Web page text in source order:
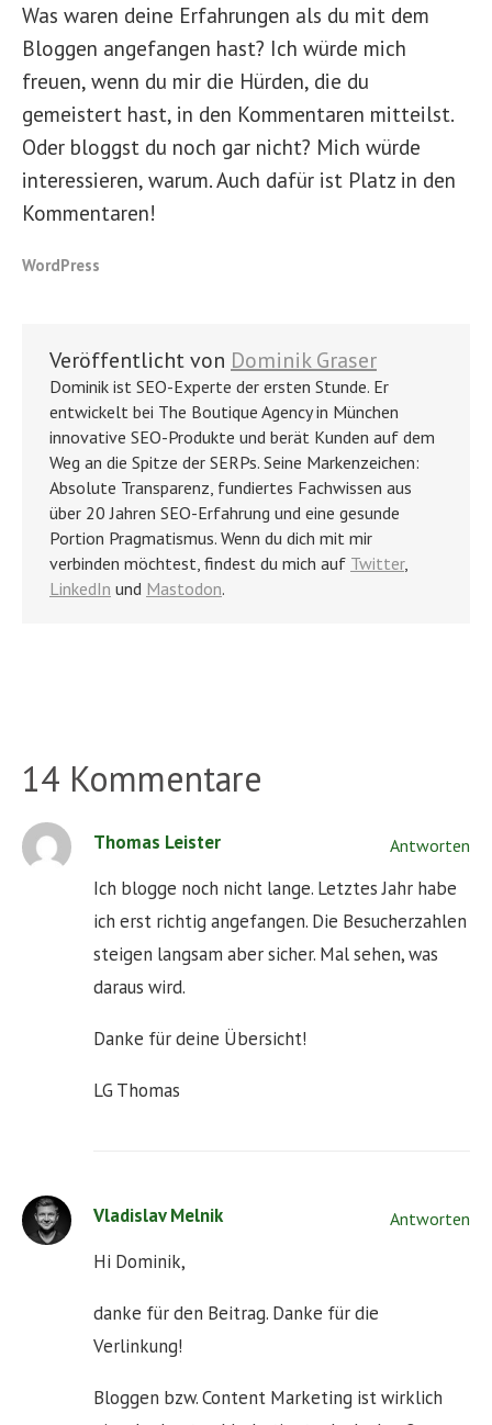
Was waren deine Erfahrungen als du mit dem
Bloggen angefangen hast? Ich würde mich
freuen, wenn du mir die Hürden, die du
gemeistert hast, in den Kommentaren mitteilst.
Oder bloggst du noch gar nicht? Mich würde
interessieren, warum. Auch dafür ist Platz in den
Kommentaren!
WordPress
Veröffentlicht von Dominik Graser
Dominik ist SEO-Experte der ersten Stunde. Er
entwickelt bei The Boutique Agency in München
innovative SEO-Produkte und berät Kunden auf dem
Weg an die Spitze der SERPs. Seine Markenzeichen:
Absolute Transparenz, fundiertes Fachwissen aus
über 20 Jahren SEO-Erfahrung und eine gesunde
Portion Pragmatismus. Wenn du dich mit mir
verbinden möchtest, findest du mich auf Twitter,
LinkedIn und Mastodon.
14 Kommentare
Thomas Leister Antworten
Ich blogge noch nicht lange. Letztes Jahr habe
ich erst richtig angefangen. Die Besucherzahlen
steigen langsam aber sicher. Mal sehen, was
daraus wird.
Danke für deine Übersicht!
LG Thomas
Vladislav Melnik Antworten
Hi Dominik,
danke für den Beitrag. Danke für die
Verlinkung!
Bloggen bzw. Content Marketing ist wirklich